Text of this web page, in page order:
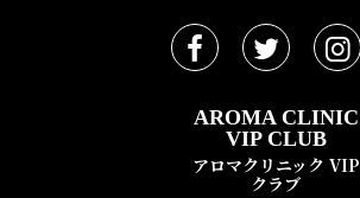
AROMA CLINIC
VIP CLUB
アロマクリニック VIP
クラブ